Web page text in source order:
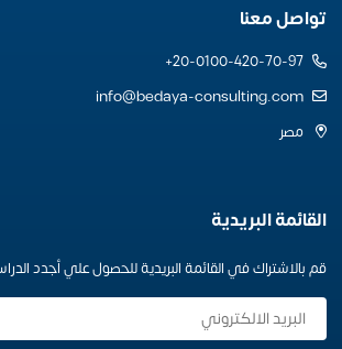
تواصل معنا
20-0100-420-70-97+
info@bedaya-consulting.com
مصر
القائمة البريدية
قم بالاشتراك في القائمة البريدية للحصول علي أجدد